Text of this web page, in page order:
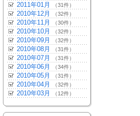
2011年01月 （31件）
2010年12月 （32件）
2010年11月 （30件）
2010年10月 （32件）
2010年09月 （32件）
2010年08月 （31件）
2010年07月 （31件）
2010年06月 （34件）
2010年05月 （31件）
2010年04月 （32件）
2010年03月 （12件）